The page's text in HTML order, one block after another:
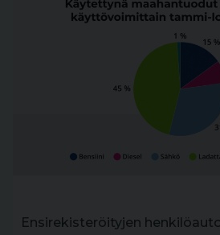
Ensirekisteröityjen